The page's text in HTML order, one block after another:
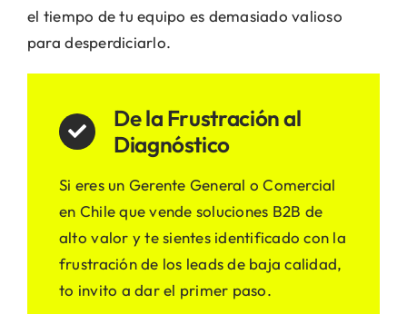
el tiempo de tu equipo es demasiado valioso
para desperdiciarlo.
De la Frustración al
Diagnóstico
Si eres un Gerente General o Comercial
en Chile que vende soluciones B2B de
alto valor y te sientes identificado con la
frustración de los leads de baja calidad,
to invito a dar el primer paso.